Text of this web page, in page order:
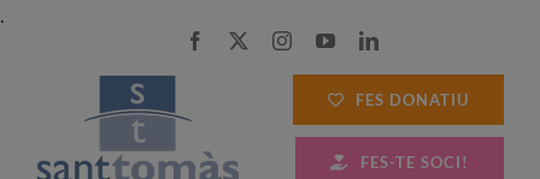
.
FES DONATIU
FES-TE SOCI!